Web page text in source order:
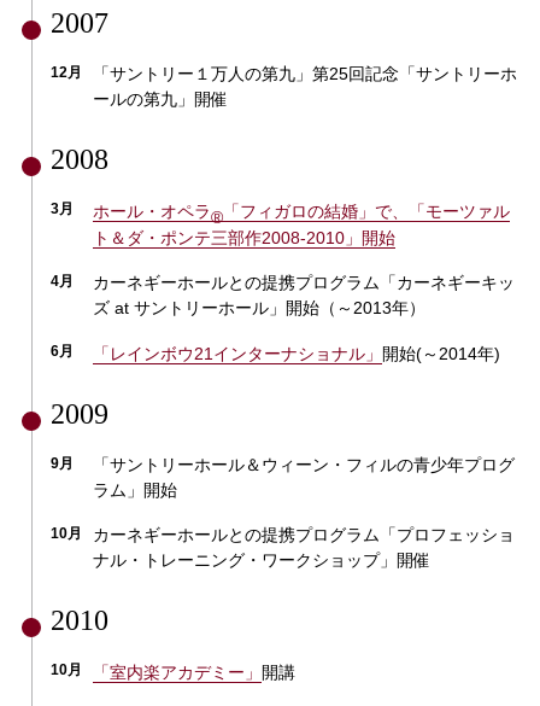
2007
12月
「サントリー１万人の第九」第25回記念「サントリーホ
ールの第九」開催
2008
3月 ホール・オペラ® 「フィガロの結婚」で、「モーツァル
ト＆ダ・ポンテ三部作2008-2010」開始
4月
カーネギーホールとの提携プログラム「カーネギーキッ
ズ at サントリーホール」開始（～2013年）
6月 「レインボウ21インターナショナル」 開始(～2014年)
2009
9月
「サントリーホール＆ウィーン・フィルの青少年プログ
ラム」開始
10月
カーネギーホールとの提携プログラム「プロフェッショ
ナル・トレーニング・ワークショップ」開催
2010
10月 「室内楽アカデミー」 開講